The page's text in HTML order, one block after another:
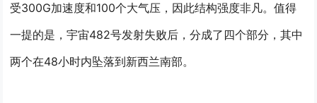
受300G加速度和100个大气压，因此结构强度非凡。值得
一提的是，宇宙482号发射失败后，分成了四个部分，其中
两个在48小时内坠落到新西兰南部。